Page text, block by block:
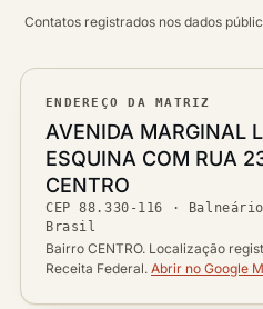
Contatos registrados nos dados
ENDEREÇO DA MATRIZ
Logradouro
AVENIDA MARGINAL
ESQUINA COM RUA
Bairro
CENTRO
CEP
CEP88.330-116 ·
Cidade / UF
Brasil
Ver
Bairro CENTRO. Localização
Receita Federal. Abrir no Google